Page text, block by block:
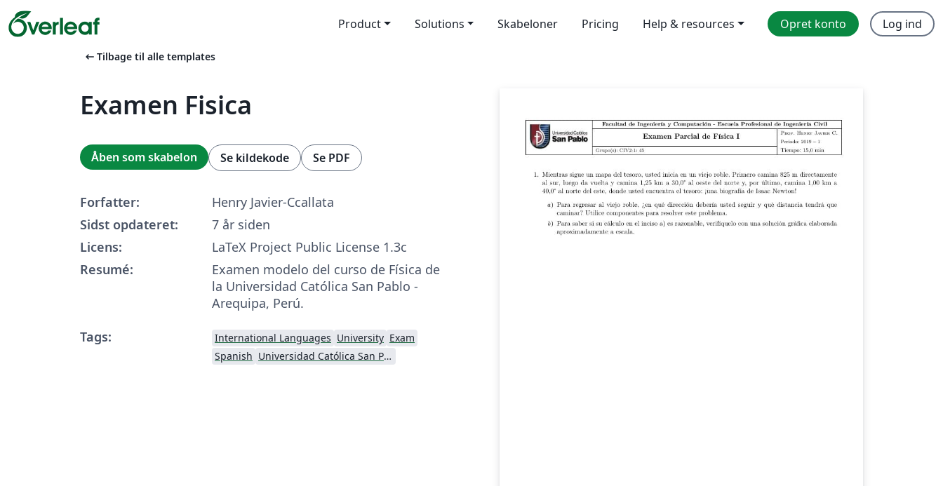
Product Solutions Skabeloner Pricing Help & resources Opret konto Log ind
arrow_left_alt Tilbage til alle templates
Examen Fisica
Åben som skabelon Se kildekode Se PDF
Forfatter:
Henry Javier-Ccallata
Sidst opdateret:
7 år siden
Licens:
LaTeX Project Public License 1.3c
Resumé:
Examen modelo del curso de Física de
la Universidad Católica San Pablo -
Arequipa, Perú.
Tags:
International Languages University Exam
Spanish
Universidad Católica San Pablo